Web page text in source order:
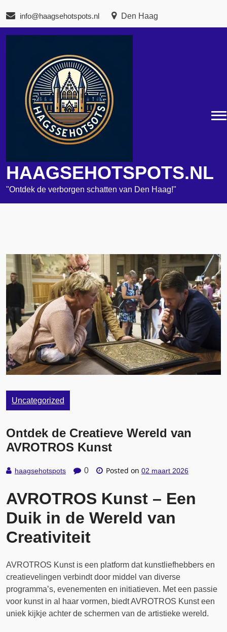
de
inhoud
info@haagsehotspots.nl Den Haag
HAAGSEHOTSPOTS.NL
"Ontdek de verborgen schatten van Den Haag!"
Uncategorized
Ontdek de Creatieve Wereld van
AVROTROS Kunst
haagsehotspots 0 Posted on 02 maart 2026
AVROTROS Kunst – Een
Duik in de Wereld van
Creativiteit
AVROTROS Kunst is een platform dat kunstliefhebbers en
creatievelingen verbindt door middel van diverse
programma’s, evenementen en initiatieven. Met een passie
voor kunst in al haar vormen, biedt AVROTROS Kunst een
uniek kijkje achter de schermen van de artistieke wereld.